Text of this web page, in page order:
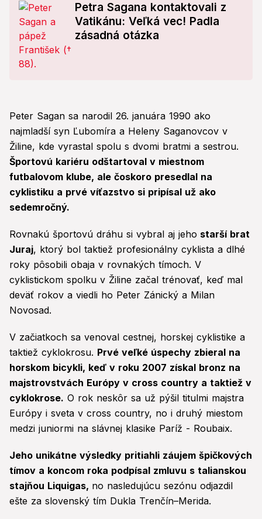
Petra Sagana kontaktovali z
Vatikánu: Veľká vec! Padla
zásadná otázka
Peter Sagan sa narodil 26. januára 1990 ako
najmladší syn Ľubomíra a Heleny Saganovcov v
Žiline, kde vyrastal spolu s dvomi bratmi a sestrou.
Športovú kariéru odštartoval v miestnom
futbalovom klube, ale čoskoro presedlal na
cyklistiku a prvé víťazstvo si pripísal už ako
sedemročný.
Rovnakú športovú dráhu si vybral aj jeho starší brat
Juraj, ktorý bol taktiež profesionálny cyklista a dlhé
roky pôsobili obaja v rovnakých tímoch. V
cyklistickom spolku v Žiline začal trénovať, keď mal
deväť rokov a viedli ho Peter Zánický a Milan
Novosad.
V začiatkoch sa venoval cestnej, horskej cyklistike a
taktiež cyklokrosu. Prvé veľké úspechy zbieral na
horskom bicykli, keď v roku 2007 získal bronz na
majstrovstvách Európy v cross country a taktiež v
cyklokrose. O rok neskôr sa už pýšil titulmi majstra
Európy i sveta v cross country, no i druhý miestom
medzi juniormi na slávnej klasike Paríž - Roubaix.
Jeho unikátne výsledky pritiahli záujem špičkových
tímov a koncom roka podpísal zmluvu s talianskou
stajňou Liquigas, no nasledujúcu sezónu odjazdil
ešte za slovenský tím Dukla Trenčín–Merida.